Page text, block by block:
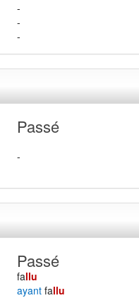
-
-
-
Passé
-
Passé
fallu
ayant fallu